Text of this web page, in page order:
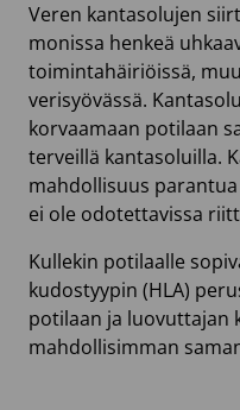
Veren kantasolujen
monissa henkeä
toimintahäiriöissä,
verisyövässä.
korvaamaan potilaan
terveillä kantasoluilla.
mahdollisuus
ei ole odotettavissa
Kullekin potilaalle
kudostyypin (HLA)
potilaan ja luovuttajan
mahdollisimman